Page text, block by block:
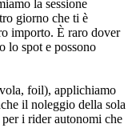
la sessione
giorno che ti è
importo. È raro dover
lo spot e possono
foil), applichiamo
il noleggio della sola
i rider autonomi che